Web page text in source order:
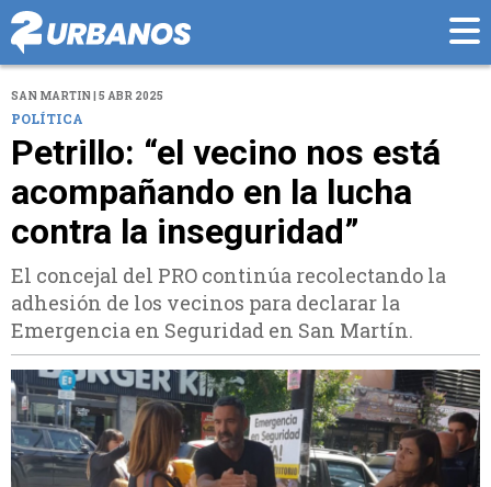
SAN MARTIN | 5 ABR 2025
POLÍTICA
Petrillo: “el vecino nos está
acompañando en la lucha
contra la inseguridad”
El concejal del PRO continúa recolectando la
adhesión de los vecinos para declarar la
Emergencia en Seguridad en San Martín.